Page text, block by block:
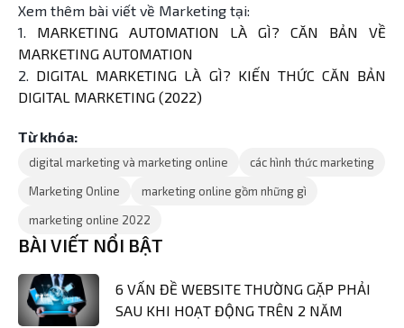
Xem thêm bài viết về Marketing tại:
1. MARKETING AUTOMATION LÀ GÌ? CĂN BẢN VỀ
MARKETING AUTOMATION
2.
DIGITAL MARKETING LÀ GÌ? KIẾN THỨC CĂN BẢN
DIGITAL MARKETING (2022)
Từ khóa:
digital marketing và marketing online
các hình thức marketing
Marketing Online
marketing online gồm những gì
marketing online 2022
BÀI VIẾT NỔI BẬT
6 VẤN ĐỀ WEBSITE THƯỜNG GẶP PHẢI
SAU KHI HOẠT ĐỘNG TRÊN 2 NĂM